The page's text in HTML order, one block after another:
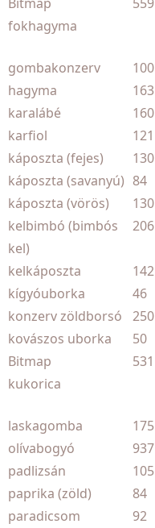
fokhagyma
gombakonzerv 100
hagyma
163
karalábé
160
karfiol
121
káposzta (fejes)
130
káposzta (savanyú) 84
káposzta (vörös)
130
kelbimbó (bimbós
kel)
206
kelkáposzta 142
kígyóuborka
46
konzerv zöldborsó
250
kovászos uborka
50
Bitmap
kukorica
531
laskagomba 175
olívabogyó
937
padlizsán
105
paprika (zöld)
84
paradicsom
92